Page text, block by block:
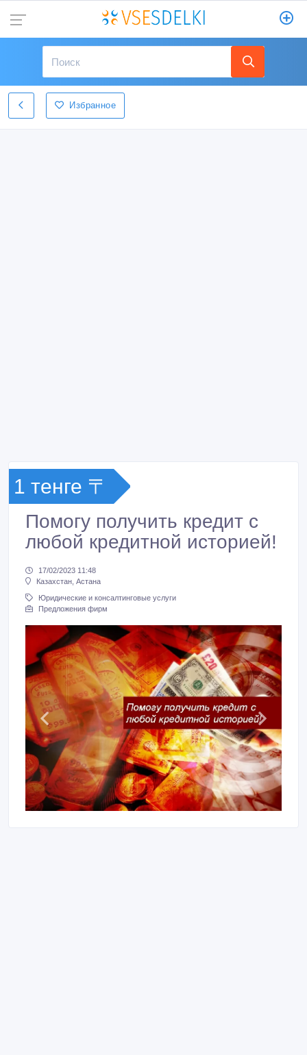
Избранное
1 тенге 〒
Помогу получить кредит с
любой кредитной историей!
17/02/2023 11:48
Казахстан, Астана
Юридические и консалтинговые услуги
Предложения фирм